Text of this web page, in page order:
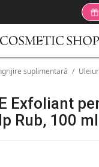
suplimentară /
Exfoliant
Rub, 100 ml